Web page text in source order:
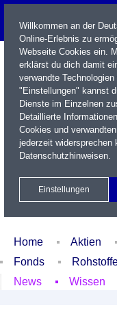
Name / WKN / ISIN / Kürzel
Xetra Realtime
Home Aktien
Fonds
News
Wissen
Willkommen an der
Online-Erlebnis zu
Webseite Cookies ein.
erklärst du dich damit
verwandte
"Einstellungen" kannst
Dienste im Einzelnen
Detaillierte
Cookies und
jederzeit
Datenschutzhinweisen.
Einstellungen